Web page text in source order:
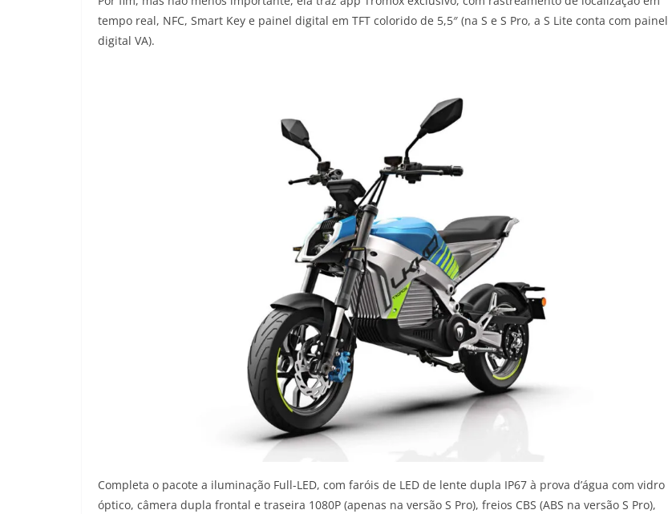
tempo real, NFC, Smart Key e painel digital em TFT colorido de 5,5″ (na S e S Pro, a S Lite conta com painel
digital VA).
Completa o pacote a iluminação Full-LED, com faróis de LED de lente dupla IP67 à prova d’água com vidro
óptico, câmera dupla frontal e traseira 1080P (apenas na versão S Pro), freios CBS (ABS na versão S Pro),